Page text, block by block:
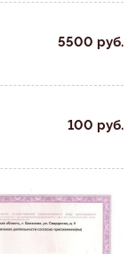
5500 руб.
100 руб.